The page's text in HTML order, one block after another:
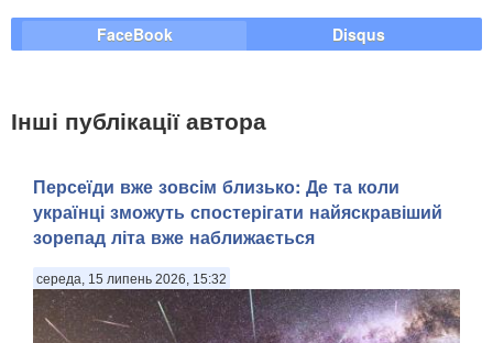
FaceBook
Disqus
Інші публікації автора
Персеїди вже зовсім близько: Де та коли
українці зможуть спостерігати найяскравіший
зорепад літа вже наближається
середа, 15 липень 2026, 15:32